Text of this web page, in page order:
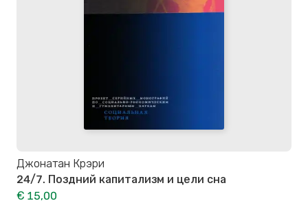
Джонатан Крэри
24/7. Поздний капитализм и цели сна
€ 15,00